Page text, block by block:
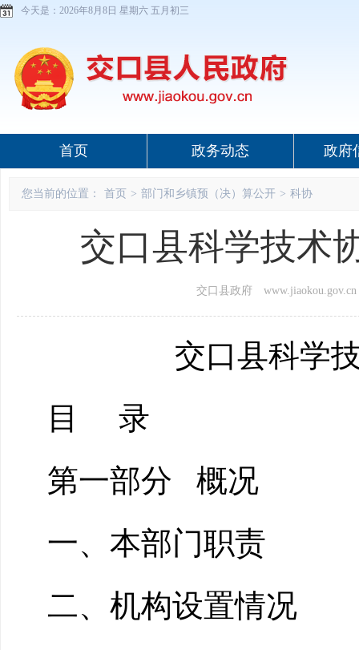
今天是： 2026年8月8日 星期六 五月初三
首页 政务动态 政府
您当前的位置： 首页 > 部门和乡镇预（决）算公开 > 科协
交口县科学技术
交口县政府 www.jiaokou.gov.cn
交口县科学
目
录
第一部分
概况
一、本部门职责
二、机构设置情况